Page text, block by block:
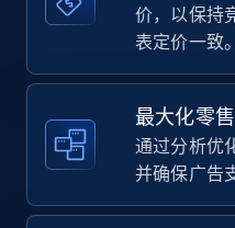
7.4K+ 870+
Walmart - products
URL, Final price, Sku,
more.
价，以保持
表定价一致。
最大化零
通过分析优
并确保广告